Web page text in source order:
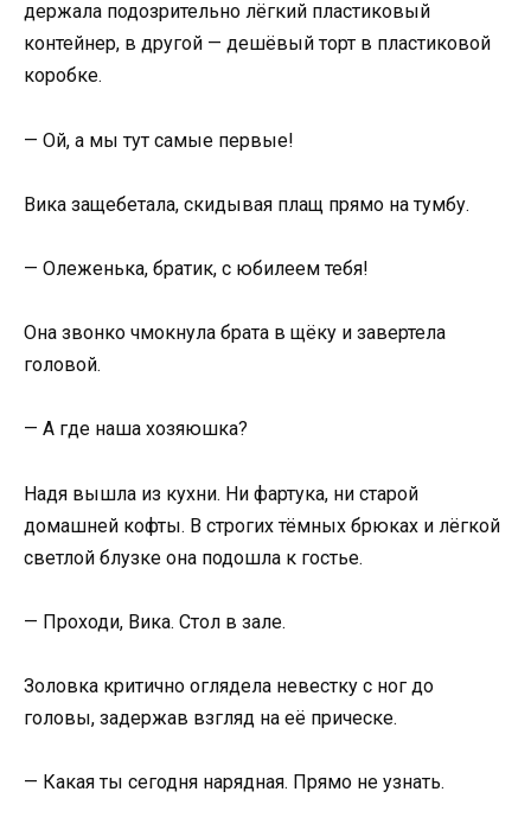
держала подозрительно лёгкий пластиковый
контейнер, в другой — дешёвый торт в пластиковой
коробке.
— Ой, а мы тут самые первые!
Вика защебетала, скидывая плащ прямо на тумбу.
— Олеженька, братик, с юбилеем тебя!
Она звонко чмокнула брата в щёку и завертела
головой.
— А где наша хозяюшка?
Надя вышла из кухни. Ни фартука, ни старой
домашней кофты. В строгих тёмных брюках и лёгкой
светлой блузке она подошла к гостье.
— Проходи, Вика. Стол в зале.
Золовка критично оглядела невестку с ног до
головы, задержав взгляд на её прическе.
— Какая ты сегодня нарядная. Прямо не узнать.